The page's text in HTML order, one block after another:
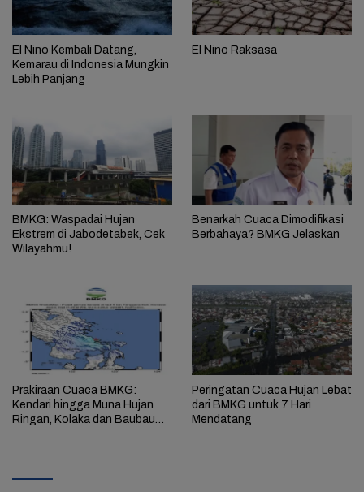
El Nino Kembali Datang,
Kemarau di Indonesia Mungkin
Lebih Panjang
El Nino Raksasa
BMKG: Waspadai Hujan
Ekstrem di Jabodetabek, Cek
Wilayahmu!
Benarkah Cuaca Dimodifikasi
Berbahaya? BMKG Jelaskan
Prakiraan Cuaca BMKG:
Kendari hingga Muna Hujan
Ringan, Kolaka dan Baubau
Peringatan Cuaca Hujan Lebat
dari BMKG untuk 7 Hari
Mendatang